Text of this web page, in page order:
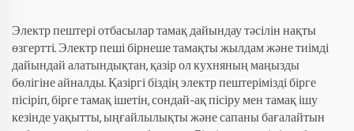
Электр пештері отбасылар тамақ дайындау тәсілін нақты
өзгертті. Электр пеші бірнеше тамақты жылдам және тиімді
дайындай алатындықтан, қазір ол кухняның маңызды
бөлігіне айналды. Қазіргі біздің электр пештерімізді бірге
пісіріп, бірге тамақ ішетін, сондай-ақ пісіру мен тамақ ішу
кезінде уақытты, ыңғайлылықты және сапаны бағалайтын